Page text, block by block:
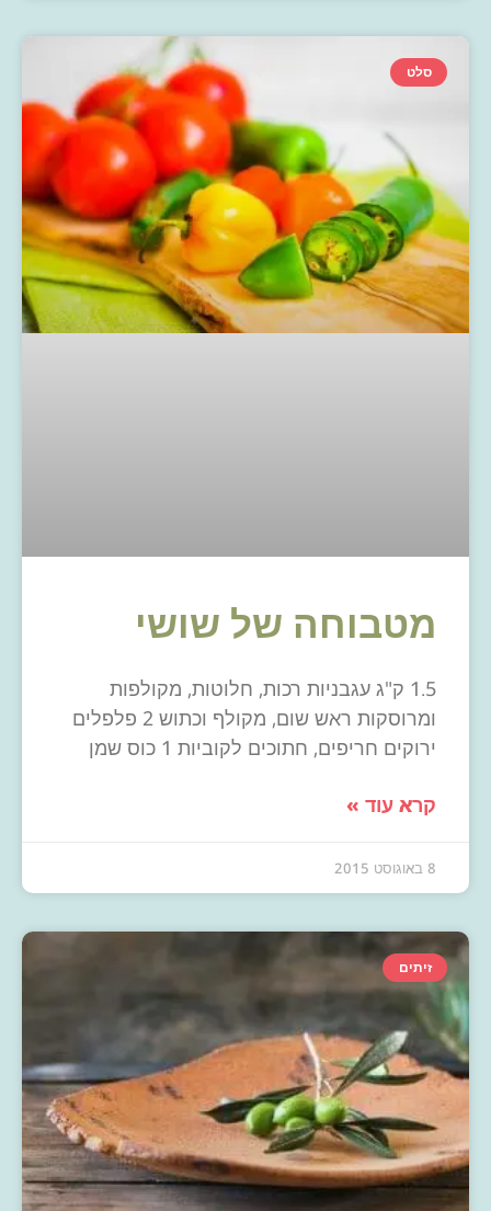
סלט
מטבוחה של שושי
1.5 ק"ג עגבניות רכות, חלוטות, מקולפות
ומרוסקות ראש שום, מקולף וכתוש 2 פלפלים
ירוקים חריפים, חתוכים לקוביות 1 כוס שמן
קרא עוד »
8 באוגוסט 2015
זיתים